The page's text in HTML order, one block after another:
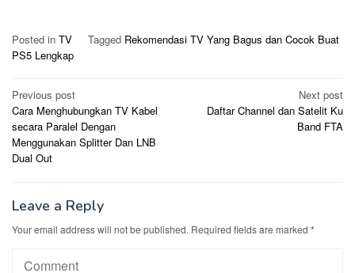
Posted in TV Tagged Rekomendasi TV Yang Bagus dan Cocok Buat
PS5 Lengkap
Post
navigation
Previous post
Cara Menghubungkan TV Kabel
secara Paralel Dengan
Menggunakan Splitter Dan LNB
Dual Out
Next post
Daftar Channel dan Satelit Ku
Band FTA
Leave a Reply
Your email address will not be published. Required fields are marked *